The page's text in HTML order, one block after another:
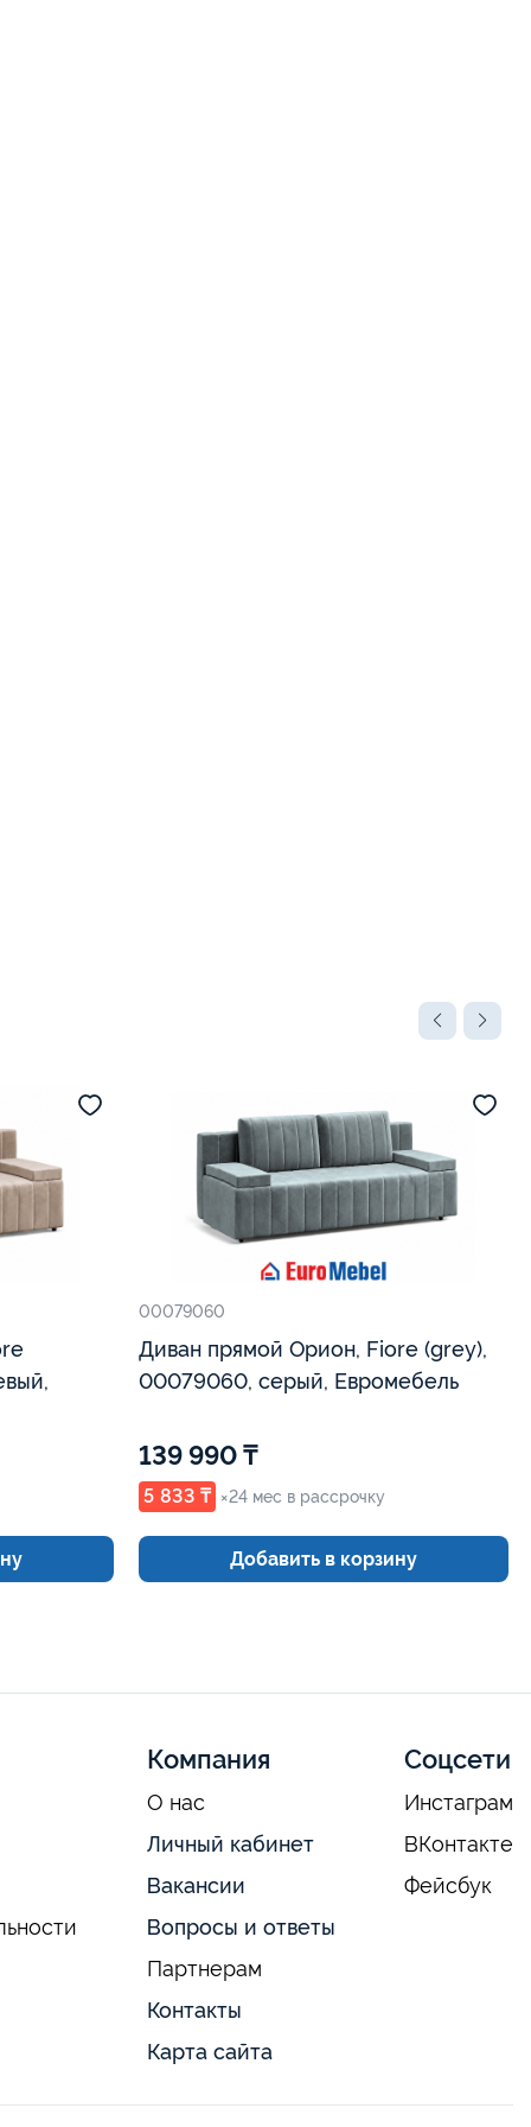
00079060
Диван прямой Орион, Fiore (grey),
00079060, серый, Евромебель
139 990 ₸
5 833 ₸ ×24 мес в рассрочку
Добавить в корзину
Компания
О нас
Личный кабинет
Вакансии
Вопросы и ответы
Партнерам
Контакты
Карта сайта
Соцсети
Инстаграм
ВКонтакте
Фейсбук